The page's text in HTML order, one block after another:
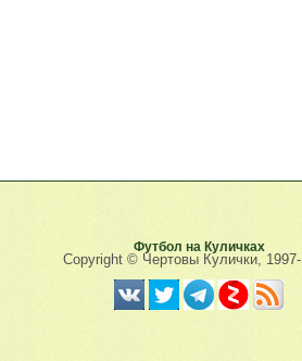
Футбол на Куличках
Copyright © Чертовы Кулички, 1997-